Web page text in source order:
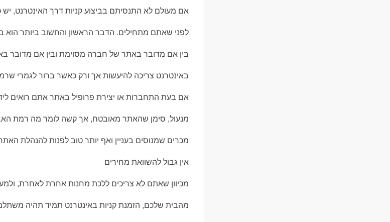
אם מעולם לא התנסיתם בביצוע קניות דרך האינטרנט,
לפני שאתם מתחילים. הדבר הראשון והחשוב ביותר
בין אם מדובר באתר של חברה מסוימת ובין אם מדובר
באינטרנט צריכה להיעשות אך ורק כאשר ברור לגמרי
אם בעת התחברות או יצירת פרופיל באתר אתם רואים
מנעול, סימן שהאתר מאובטח, אך קשה לומר מה רמת
מכרים שמנוסים בעניין ואף יותר טוב לפנות להנהלת האתר
אין גבול להשוואת מחירים
מכיוון שאתם לא צריכים ללכת מחנות אחרת לאחרת,
מהבית שלכם, הזמנת קניות באינטרנט תמיד תהיה משתלמת